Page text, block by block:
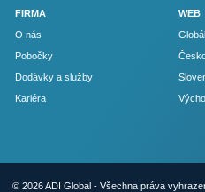
FIRMA
O nás
Pobočky
Dodávky a služby
Kariéra
WEB
© 2026 ADI Global - Všechna práva